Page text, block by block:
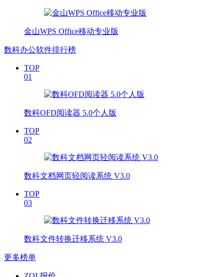
金山WPS Office移动专业版
数科办公软件排行榜
TOP
01
数科OFD阅读器 5.0个人版
TOP
02
数科文档网页轻阅读系统 V3.0
TOP
03
数科文件转换迁移系统 V3.0
更多榜单